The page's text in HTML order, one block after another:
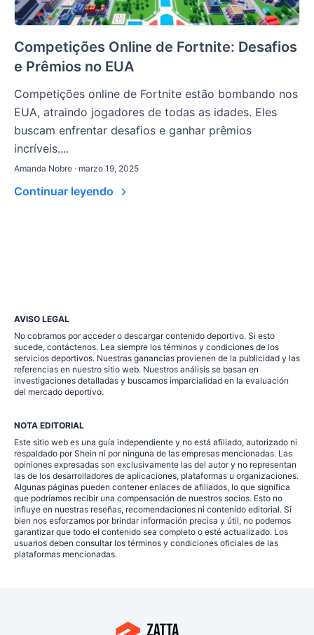
Competições Online de Fortnite: Desafios
e Prêmios no EUA
Competições online de Fortnite estão bombando nos
EUA, atraindo jogadores de todas as idades. Eles
buscam enfrentar desafios e ganhar prêmios
incríveis....
Amanda Nobre · marzo 19, 2025
Continuar leyendo
AVISO LEGAL
No cobramos por acceder o descargar contenido deportivo. Si esto
sucede, contáctenos. Lea siempre los términos y condiciones de los
servicios deportivos. Nuestras ganancias provienen de la publicidad y las
referencias en nuestro sitio web. Nuestros análisis se basan en
investigaciones detalladas y buscamos imparcialidad en la evaluación
del mercado deportivo.
NOTA EDITORIAL
Este sitio web es una guía independiente y no está afiliado, autorizado ni
respaldado por Shein ni por ninguna de las empresas mencionadas. Las
opiniones expresadas son exclusivamente las del autor y no representan
las de los desarrolladores de aplicaciones, plataformas u organizaciones.
Algunas páginas pueden contener enlaces de afiliados, lo que significa
que podríamos recibir una compensación de nuestros socios. Esto no
influye en nuestras reseñas, recomendaciones ni contenido editorial. Si
bien nos esforzamos por brindar información precisa y útil, no podemos
garantizar que todo el contenido sea completo o esté actualizado. Los
usuarios deben consultar los términos y condiciones oficiales de las
plataformas mencionadas.